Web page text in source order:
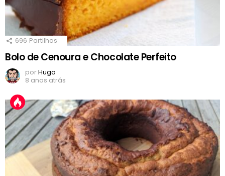
696 Partilhas
Bolo de Cenoura e Chocolate Perfeito
porHugo
8 anos atrás